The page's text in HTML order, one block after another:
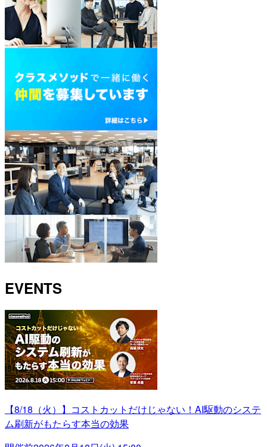
EVENTS
【8/18（火）】コストカットだけじゃない！AI駆動のシステ
ム刷新がもたらす本当の効果